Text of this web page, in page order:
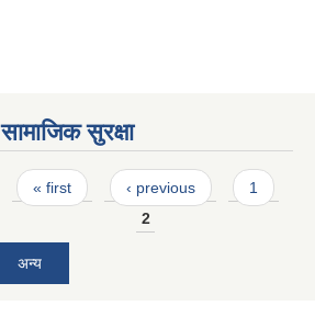
सामाजिक सुरक्षा
Pages
« first ‹ previous
1
2
अन्य